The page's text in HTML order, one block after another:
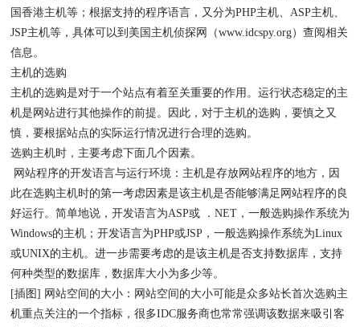
国香港主机等；根据支持的程序语言，又分为PHP主机、ASP主机、
JSP主机等，具体可以到美国主机侦探网（www.idcspy.org）查阅相关
信息。
主机的选购
主机的选购是对于一个站点有着至关重要的作用。运行状态稳定的主
机是网站进行其他操作的前提。因此，对于主机的选购，要慎之又
慎，要根据站点的实际运行情况进行合理的选购。
选购主机时，主要考虑下面几个因素。
网站程序的开发语言与运行环境：主机是存放网站程序的地方，因
此在选购主机时的第一考虑因素是该主机是否能够满足网站程序的良
好运行。简单地说，开发语言为ASP或 ．NET，一般选购操作系统为
Windows的主机；开发语言为PHP或JSP，一般选购操作系统为Linux
或UNIX的主机。进一步需要考虑的是该主机是否支持数据库，支持
何种类型的数据库，数据库大小为多少等。
[插图] 网站空间的大小：网站空间的大小可能是众多站长首次选购主
机重点关注的一个指标，很多IDC服务商也常常强调该数据来吸引客